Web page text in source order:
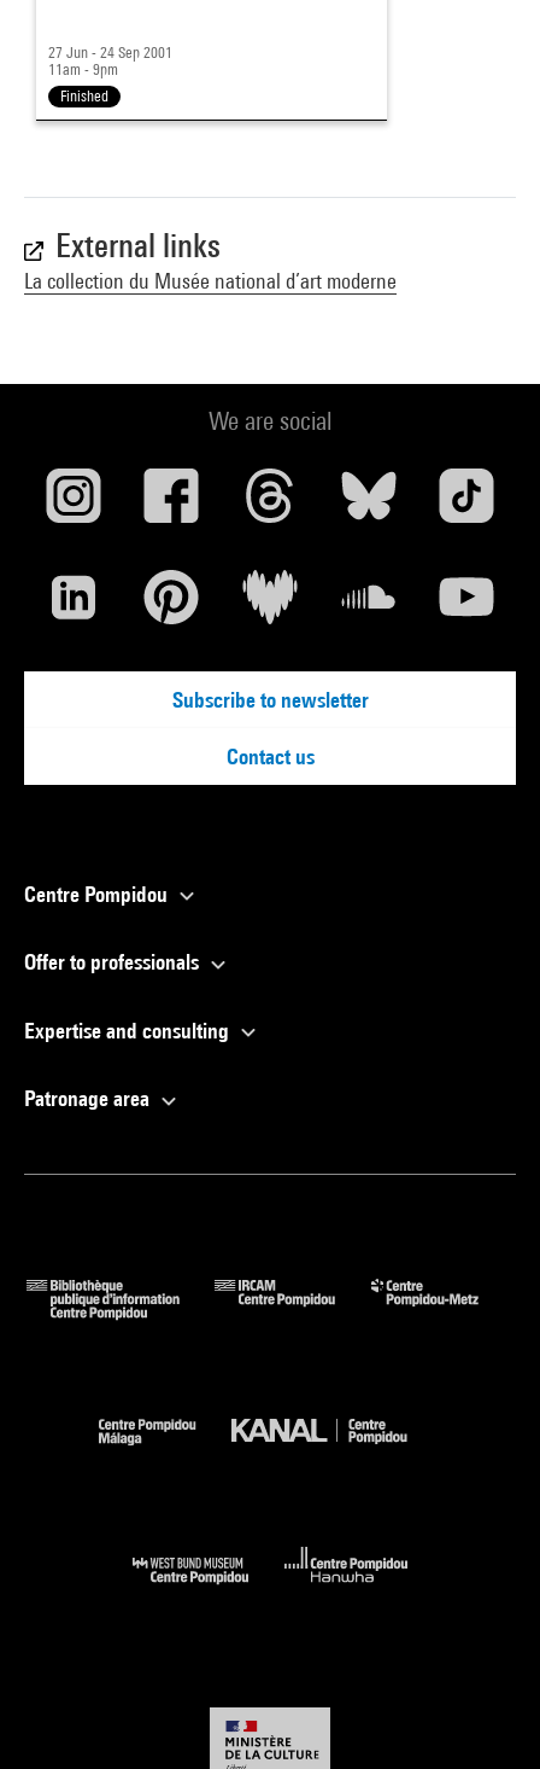
27 Jun - 24 Sep 2001
11am - 9pm
Finished
External links
La collection du Musée national d’art moderne
We are social
Subscribe to newsletter
Contact us
Centre Pompidou
Offer to professionals
Expertise and consulting
Patronage area